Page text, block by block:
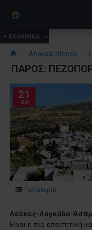
ΕΛΛΗΝΙΚΑ
Anavasi Stories
ΠΆΡΟΣ:
21
Oct
Πεζοπορία
Λεύκες-Λαγκάδα-
Είναι η πιο απαιτητική